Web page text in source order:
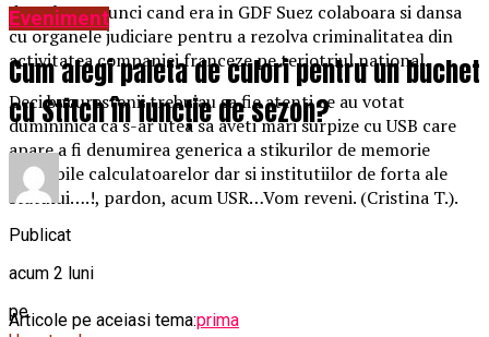
demult ca atunci cand era in GDF Suez colaboara si dansa
cu organele judiciare pentru a rezolva criminalitatea din
activitatea companiei franceze pe teriotriul national.
Deci bucurestenii trebuiau sa fie atenti ce au votat
dumininica ca s-ar utea sa aveti mari surpize cu USB care
apare a fi denumirea generica a stikurilor de memorie
accesibile calculatoarelor dar si institutiilor de forta ale
statului….!, pardon, acum USR…Vom reveni. (Cristina T.).
Articole pe aceiasi tema:prima
Eveniment
Cum alegi paleta de culori pentru un buchet
cu Stitch în funcție de sezon?
Publicat
acum 2 luni
pe